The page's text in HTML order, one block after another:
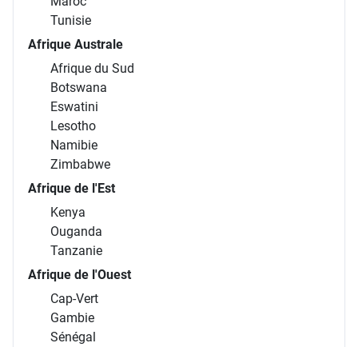
Tunisie
Afrique Australe
Afrique du Sud
Botswana
Eswatini
Lesotho
Namibie
Zimbabwe
Afrique de l'Est
Kenya
Ouganda
Tanzanie
Afrique de l'Ouest
Cap-Vert
Gambie
Sénégal